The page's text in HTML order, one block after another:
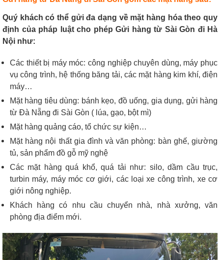
Quý khách có thể gửi đa dạng về mặt hàng hóa theo quy
định của pháp luật cho phép Gửi hàng từ Sài Gòn đi Hà
Nội như:
Các thiết bị máy móc: công nghiệp chuyên dùng, máy phục
vụ công trình, hệ thống băng tải, các mặt hàng kim khí, điện
máy…
Mặt hàng tiêu dùng: bánh kẹo, đồ uống, gia dụng, gửi hàng
từ Đà Nẵng đi Sài Gòn ( lúa, gạo, bột mì)
Mặt hàng quảng cáo, tổ chức sự kiện…
Mặt hàng nội thất gia đình và văn phòng: bàn ghế, giường
tủ, sản phẩm đồ gỗ mỹ nghệ
Các mặt hàng quá khổ, quá tải như: silo, dầm cầu trục,
turbin máy, máy móc cơ giới, các loại xe công trình, xe cơ
giới nông nghiệp.
Khách hàng có nhu cầu chuyển nhà, nhà xưởng, văn
phòng địa điểm mới.